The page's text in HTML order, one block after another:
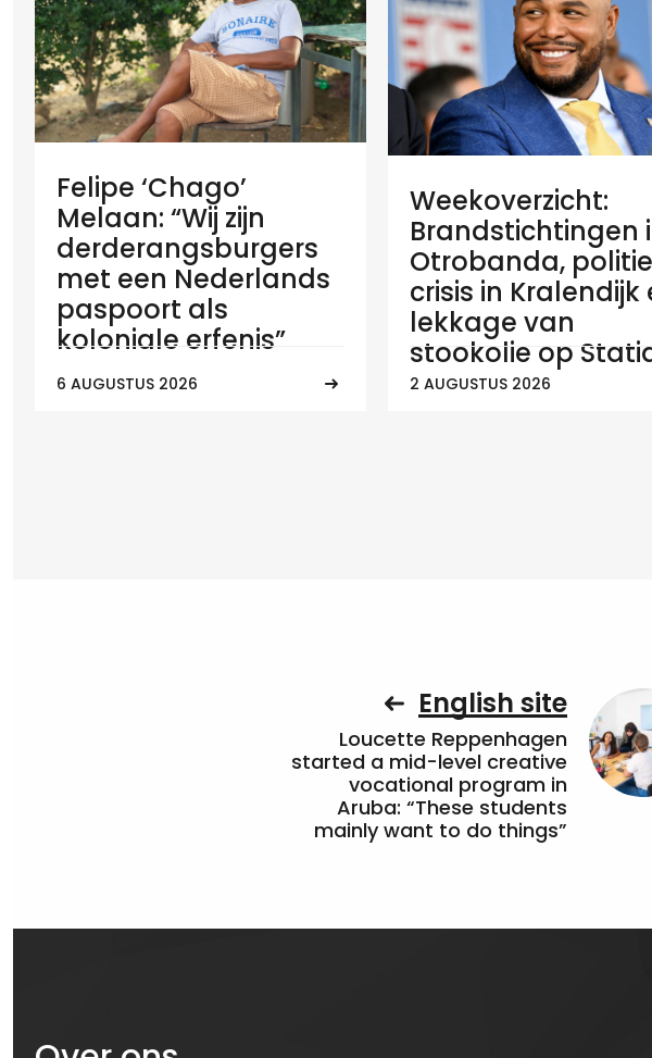
Felipe ‘Chago’
Melaan: “Wij zijn
derderangsburgers
met een Nederlands
paspoort als
koloniale erfenis”
6 AUGUSTUS 2026
Weekoverzicht:
Brandstichtingen
Otrobanda,
crisis in Kralendijk
lekkage van
stookolie op
2 AUGUSTUS 2026
English site
Loucette Reppenhagen
started a mid-level creative
vocational program in
Aruba: “These students
mainly want to do things”